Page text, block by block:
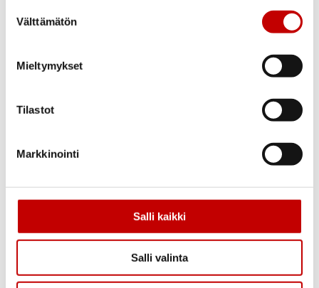
valinta
Välttämätön
Mieltymykset
Tilastot
Markkinointi
Salli kaikki
Salli valinta